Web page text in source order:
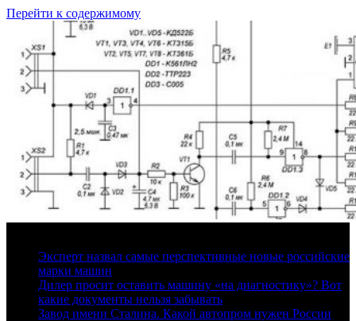
Перейти к содержимому
Эксперт назвал самые перспективные новые российские
марки машин
Дилер просит оставить машину «на диагностику»? Вот
какие документы нельзя забывать
Завод имени Сталина. Какой автопром нужен России